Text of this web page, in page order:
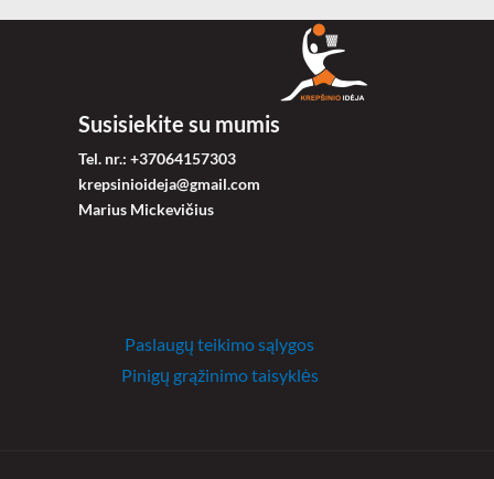
Susisiekite su mumis
Tel. nr.: +37064157303
krepsinioideja@gmail.com
Marius Mickevičius
Paslaugų teikimo sąlygos
Pinigų grąžinimo taisyklės